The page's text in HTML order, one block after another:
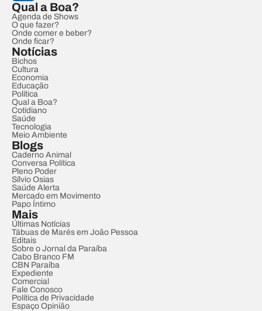
Qual a Boa?
Agenda de Shows
O que fazer?
Onde comer e beber?
Onde ficar?
Notícias
Bichos
Cultura
Economia
Educação
Política
Qual a Boa?
Cotidiano
Saúde
Tecnologia
Meio Ambiente
Blogs
Caderno Animal
Conversa Política
Pleno Poder
Sílvio Osias
Saúde Alerta
Mercado em Movimento
Papo Íntimo
Mais
Últimas Notícias
Tábuas de Marés em João Pessoa
Editais
Sobre o Jornal da Paraíba
Cabo Branco FM
CBN Paraíba
Expediente
Comercial
Fale Conosco
Política de Privacidade
Espaço Opinião